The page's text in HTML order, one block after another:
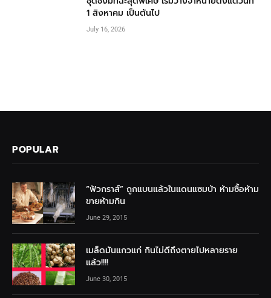
1 สิงหาคม เป็นต้นไป
July 16, 2026
POPULAR
“ฟัวกราส์” ถูกแบนแล้วในแดนแซมบ้า ห้ามซื้อห้าม
ขายห้ามกิน
June 29, 2015
เมล็ดมันแกวแก่ กินไม่ดีถึงตายไปหลายราย
แล้ว!!!!
June 30, 2015